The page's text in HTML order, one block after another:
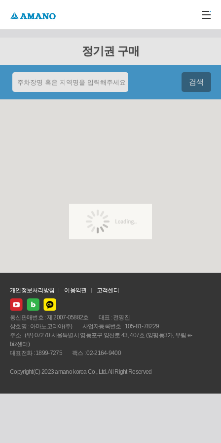
정기권 구매
개인정보처리방침 이용약관 고객센터
통신판매번호 : 제 2007-05882호
대표 : 전명진
상호명 : 아마노코리아(주)
사업자등록번호 : 105-81-78229
주소 : (우) 07270 서울특별시 영등포구 양산로 43, 407호 (양평동3가, 우림 e-
biz센터)
대표전화 : 1899-7275
팩스 : 02-2164-9400
Copyright(C) 2023 amano korea Co., Ltd. All Right Reserved